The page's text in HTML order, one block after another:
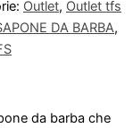
Outlet, Outlet tfs
DA BARBA,
da barba che